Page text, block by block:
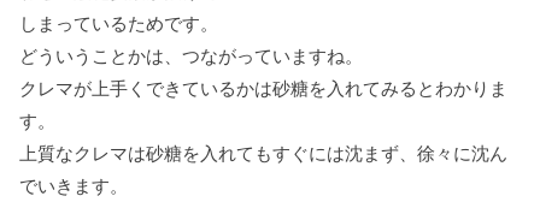
しまっているためです。
どういうことかは、つながっていますね。
クレマが上手くできているかは砂糖を入れてみるとわかりま
す。
上質なクレマは砂糖を入れてもすぐには沈まず、徐々に沈ん
でいきます。